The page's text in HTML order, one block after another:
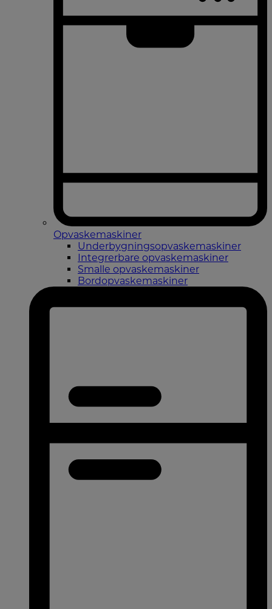
Opvaskemaskiner
Underbygningsopvaskemaskiner
Integrerbare opvaskemaskiner
Smalle opvaskemaskiner
Bordopvaskemaskiner